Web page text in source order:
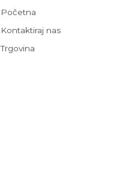
Početna
Kontaktiraj nas
Trgovina